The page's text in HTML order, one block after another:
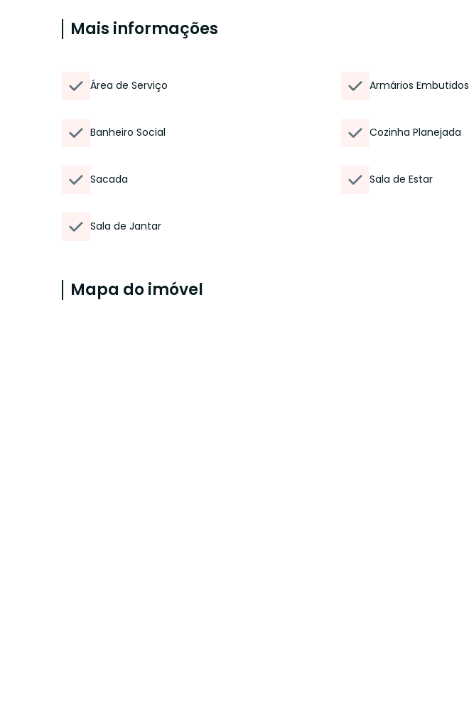
Mais informações
Área de Serviço Armários Embutidos
Banheiro Social Cozinha Planejada
Sacada Sala de Estar
Sala de Jantar
Mapa do imóvel